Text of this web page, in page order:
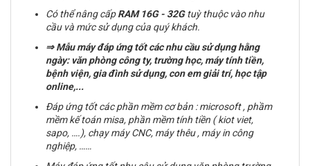
Có thể nâng cấpRAM 16G - 32Gtuỳ thuộc vào nhu
cầu và mức sử dụng của quý khách.
⇒Mẫu máy đáp ứng tốt các nhu cầu sử dụng hằng
ngày: văn phòng công ty, trường học, máy tính tiền,
bệnh viện, gia đình sử dụng, con em giải trí, học tập
online,...
Đáp ứng tốt các phần mềm cơ bản : microsoft , phầm
mềm kế toán misa, phần mềm tính tiền ( kiot viet,
sapo, ….), chạy máy CNC, máy thêu , máy in công
nghiệp, ……